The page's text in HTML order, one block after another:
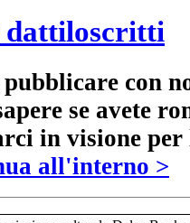
dattiloscritti
pubblicare con
se avete
in visione
all'interno >